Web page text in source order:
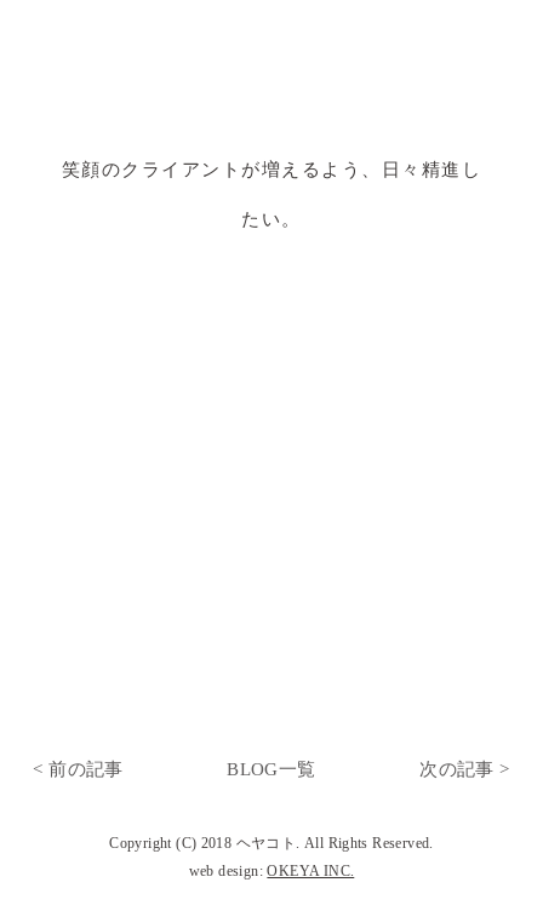
笑顔のクライアントが増えるよう、日々精進し
たい。
< 前の記事 BLOG一覧 次の記事 >
Copyright (C) 2018 ヘヤコト. All Rights Reserved.
web design:OKEYA INC.